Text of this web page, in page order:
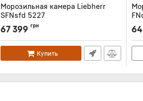
Морозильная камера Liebherr
SFNsfd 5227
Артикул: SFNSFD5227
67 399 грн
Купить